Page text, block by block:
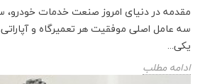
مقدمه در دنیای امروز صنعت خدمات
سه عامل اصلی موفقیت هر تعمیرگاه و
یکی...
ادامه مطلب